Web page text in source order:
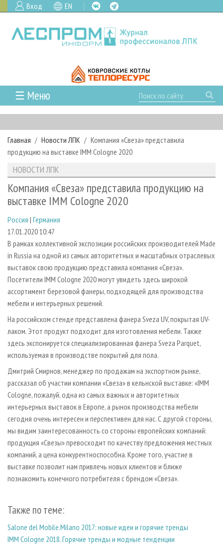
Вход EN
☰ Меню
ГЛАВНАЯ
РУБРИКИ И ТЕМЫ
РУБРИКИ ЖУРНАЛА
ЛЕСОЗАГОТОВКА
ЛЕСОПИЛЕНИЕ
СУШКА ДРЕВЕСИНЫ
ПРОИЗВОДСТВО ДРЕВЕСНЫХ ПЛИТ
ДЕРЕВЯННОЕ ДОМОСТРОЕНИЕ
ПРОИЗВОДСТВО МЕБЕЛИ
БИОЭНЕРГЕТИКА
ИНСТРУМЕНТ И МАТЕРИАЛЫ
НОВОСТИ
НОВОСТИ ЛПК
НОВОСТИ ЖУРНАЛА
ПРОЕКТЫ ЛПИ
АНАЛИТИКА
ПРЕДПРИЯТИЯ ЛПК
ПЕРСОНЫ
МОБИЛЬНЫЕ ВЫСТАВКИ
ОФИЦИАЛЬНЫЕ ДЕЛЕГАЦИИ
ПРИОРИТЕТНЫЕ ИНВЕСТПРОЕКТЫ
RUSSIAN FORESTRY REVIEW
БИБЛИОТЕКА СПЕЦИАЛИСТА
АРХИВ ЖУРНАЛОВ
О ЖУРНАЛЕ
ПОДПИСКА
КОНТАКТЫ
РЕКЛАМОДАТЕЛЯМ
РЕКЛАМА
РЕКЛАМА НА САЙТЕ
Главная Новости ЛПК
Компания «Свеза» представила
продукцию на выставке IMM Cologne 2020
НОВОСТИ ЛПК
Компания «Свеза» представила продукцию на
выставке IMM Cologne 2020
Россия | Германия
17.01.2020 10:47
В рамках коллективной экспозиции российских производителей Made
in Russia на одной из самых авторитетных и масштабных отраслевых
выставок свою продукцию представила компания «Свеза».
Посетители IMM Cologne 2020 могут увидеть здесь широкой
ассортимент березовой фанеры, подходящей для производства
мебели и интерьерных решений.
На российском стенде представлена фанера Sveza UV, покрытая UV-
лаком. Этот продукт подходит для изготовления мебели. Также
здесь экспонируется специализированная фанера Sveza Parquet,
используемая в производстве покрытий для пола.
Дмитрий Смирнов, менеджер по продажам на экспортном рынке,
рассказал об участии компании «Свеза» в кельнской выставке: «IMM
Cologne, пожалуй, одна из самых важных и авторитетных
интерьерных выставок в Европе, а рынок производства мебели
сегодня очень интересен и перспективен для нас. С другой стороны,
мы видим заинтересованность со стороны европейских компаний:
продукция «Свезы» превосходит по качеству предложения местных
компаний, а цена конкурентноспособна. Кроме того, участие в
выставке позволит нам привлечь новых клиентов и ближе
познакомить конечного потребителя с брендом «Свеза».
Также по теме:
Salone del Mobile.Milano 2017: новые идеи и горячие тренды
IMM Cologne 2018. Горячие тренды и модные тенденции